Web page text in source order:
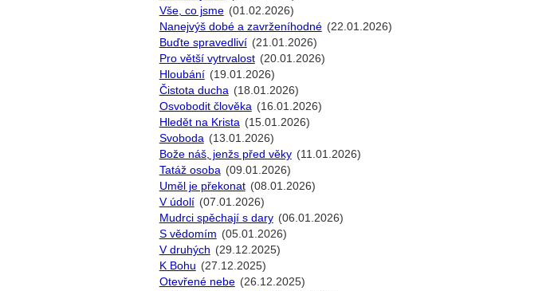
Vše, co jsme (01.02.2026)
Nanejvýš dobé a zavrženíhodné (22.01.2026)
Buďte spravedliví (21.01.2026)
Pro větší vytrvalost (20.01.2026)
Hloubání (19.01.2026)
Čistota ducha (18.01.2026)
Osvobodit člověka (16.01.2026)
Hledět na Krista (15.01.2026)
Svoboda (13.01.2026)
Bože náš, jenžs před věky (11.01.2026)
Tatáž osoba (09.01.2026)
Uměl je překonat (08.01.2026)
V údolí (07.01.2026)
Mudrci spěchají s dary (06.01.2026)
S vědomím (05.01.2026)
V druhých (29.12.2025)
K Bohu (27.12.2025)
Otevřené nebe (26.12.2025)